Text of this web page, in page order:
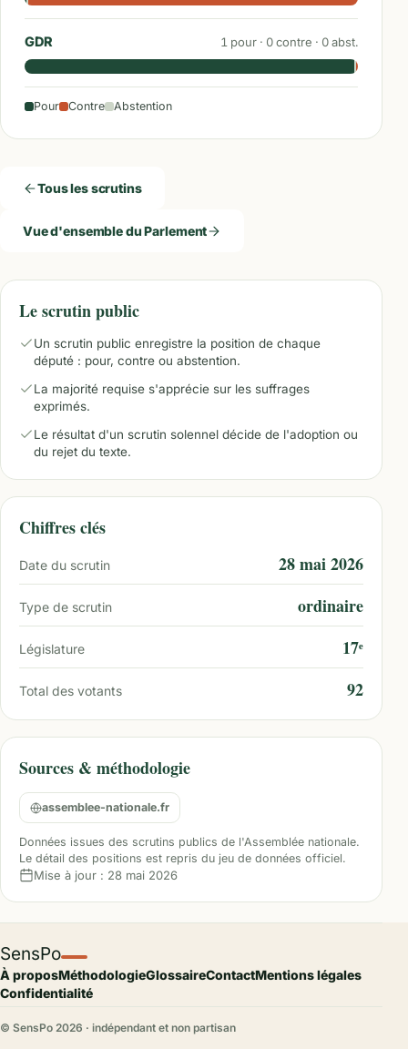
GDR 1 pour · 0contre · 0abst.
Pour Contre Abstention
Tous les scrutins
Vue d'ensemble du Parlement
Le scrutin public
Un scrutin public enregistre la position de chaque
député : pour, contre ou abstention.
La majorité requise s'apprécie sur les suffrages
exprimés.
Le résultat d'un scrutin solennel décide de l'adoption ou
du rejet du texte.
Chiffres clés
Date du scrutin 28 mai 2026
Type de scrutin ordinaire
Législature 17ᵉ
Total des votants 92
Sources & méthodologie
assemblee-nationale.fr
Données issues des scrutins publics de l'Assemblée nationale.
Le détail des positions est repris du jeu de données officiel.
Mise à jour : 28 mai 2026
SensPo
À proposMéthodologieGlossaireContactMentions légales
Confidentialité
© SensPo 2026 · indépendant et non partisan